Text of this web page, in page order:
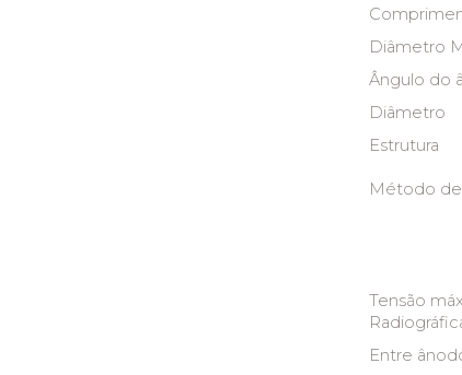
Diâmetro
Ângulo do
Diâmetro
Estrutura
Método
Tensão
Entre